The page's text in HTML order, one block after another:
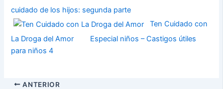
cuidado de los hijos: segunda parte
Ten Cuidado con
La Droga del Amor
Especial niños – Castigos útiles
para niños 4
ANTERIOR